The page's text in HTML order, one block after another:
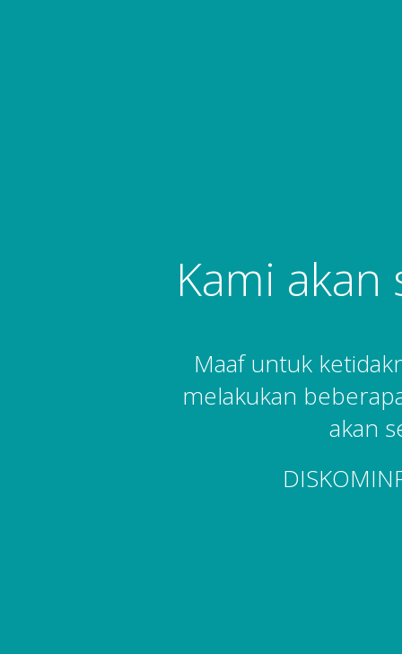
Kami akan
Maaf untuk
melakukan
akan